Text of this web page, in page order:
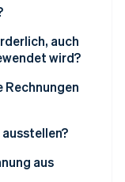
Lösungen für die
mitauch
wird?
aus